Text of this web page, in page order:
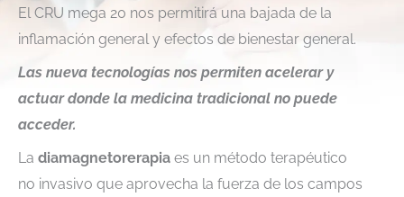
El CRU mega 20 nos permitirá una bajada de la
inflamación general y efectos de bienestar general.
Las nueva tecnologías nos permiten acelerar y
actuar donde la medicina tradicional no puede
acceder.
La diamagnetorerapia es un método terapéutico
no invasivo que aprovecha la fuerza de los campos